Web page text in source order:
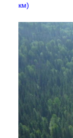
км)